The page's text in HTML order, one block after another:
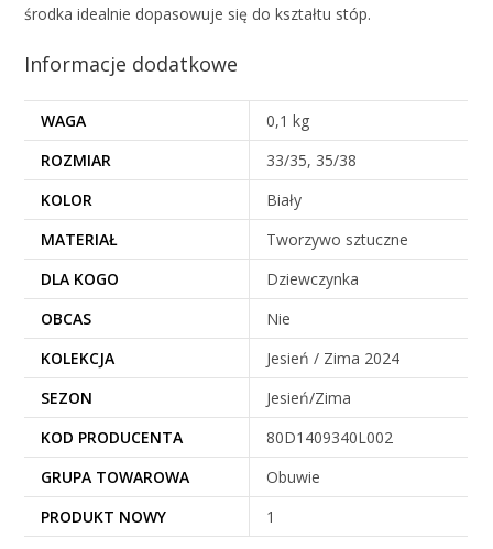
środka idealnie dopasowuje się do kształtu stóp.
Informacje dodatkowe
WAGA
0,1 kg
ROZMIAR
33/35, 35/38
KOLOR
Biały
MATERIAŁ
Tworzywo sztuczne
DLA KOGO
Dziewczynka
OBCAS
Nie
KOLEKCJA
Jesień / Zima 2024
SEZON
Jesień/Zima
KOD PRODUCENTA
80D1409340L002
GRUPA TOWAROWA
Obuwie
PRODUKT NOWY
1